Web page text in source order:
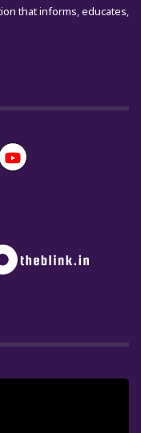
that informs, educates,